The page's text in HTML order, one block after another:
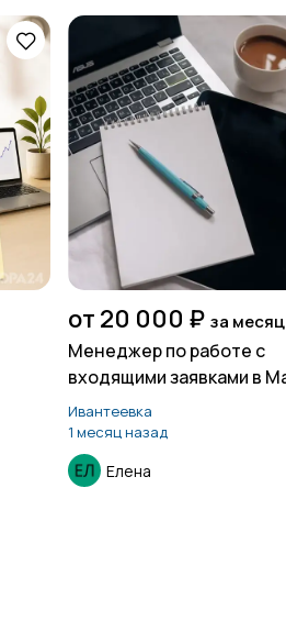
от 20 000 ₽ за месяц
Менеджер по работе с
входящими заявками в
Телеграмм
Ивантеевка
1 месяц назад
Елена